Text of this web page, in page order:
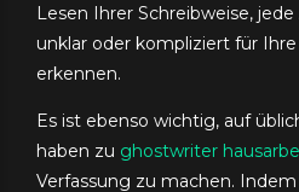
Lesen Ihrer Schreibweise,
unklar oder kompliziert für
erkennen.
Es ist ebenso wichtig, auf
haben zu ghostwriter
Verfassung zu machen.